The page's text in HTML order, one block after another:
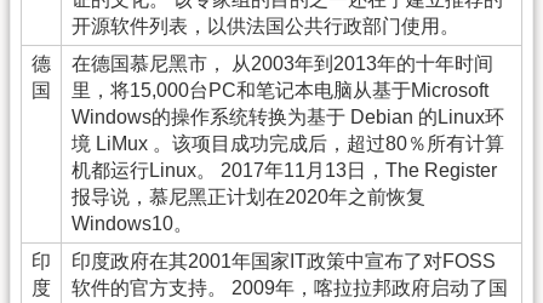
开源软件列表，以供法国公共行政部门使用。
德
国
在德国慕尼黑市， 从2003年到2013年的十年时间
里，将15,000台PC和笔记本电脑从基于Microsoft
Windows的操作系统转换为基于 Debian 的Linux环
境 LiMux 。该项目成功完成后，超过80％所有计算
机都运行Linux。 2017年11月13日，The Register
报导说，慕尼黑正计划在2020年之前恢复
Windows10。
印
度
印度政府在其2001年国家IT政策中宣布了对FOSS
软件的官方支持。 2009年，喀拉拉邦政府启动了国